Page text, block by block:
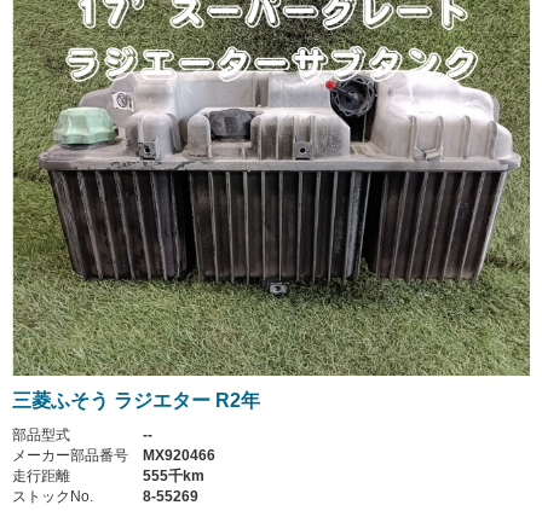
三菱ふそう ラジエター R2年
部品型式
--
メーカー部品番号
MX920466
走行距離
555千km
ストックNo.
8-55269